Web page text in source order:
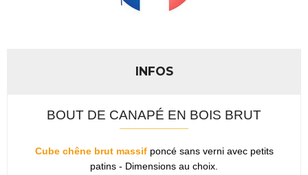
INFOS
BOUT DE CANAPÉ EN BOIS BRUT
Cube chêne brut massifponcé sans verni avec petits
patins - Dimensions au choix.